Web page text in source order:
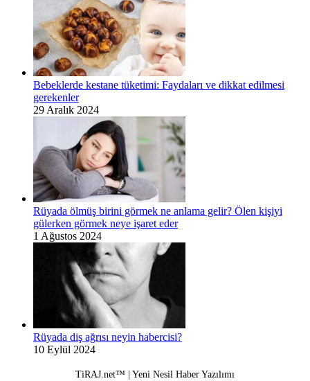
Bebeklerde kestane tüketimi: Faydaları ve dikkat edilmesi
gerekenler
29 Aralık 2024
Rüyada ölmüş birini görmek ne anlama gelir? Ölen kişiyi
gülerken görmek neye işaret eder
1 Ağustos 2024
Rüyada diş ağrısı neyin habercisi?
10 Eylül 2024
TiRAJ.net™ | Yeni Nesil Haber Yazılımı